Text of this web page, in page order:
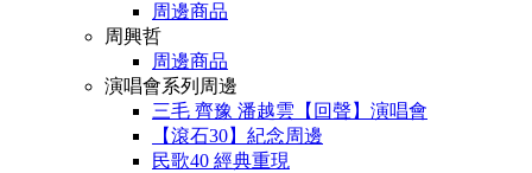
周邊商品
周興哲
周邊商品
演唱會系列周邊
三毛 齊豫 潘越雲【回聲】演唱會
【滾石30】紀念周邊
民歌40 經典重現